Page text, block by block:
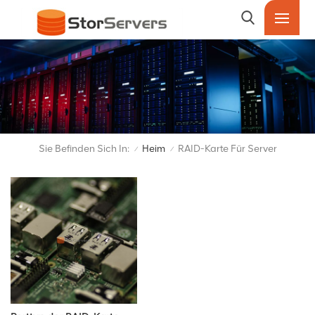
Sie Befinden Sich In: / Heim / RAID-Karte Für Server